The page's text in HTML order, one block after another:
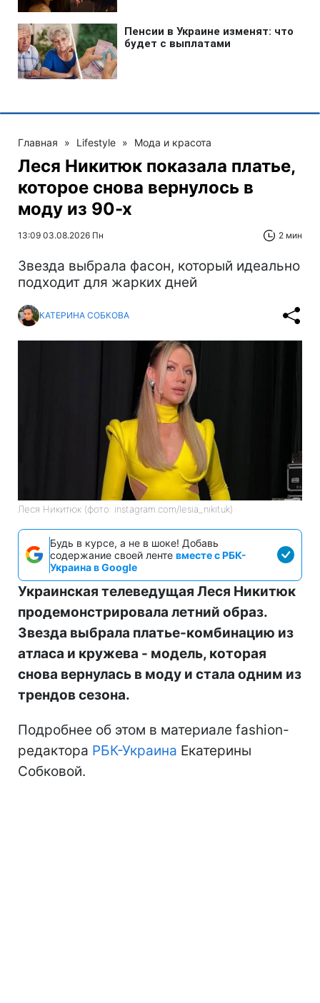
Главная » Lifestyle » Мода и красота
Леся Никитюк показала платье,
которое снова вернулось в
моду из 90-х
13:09 03.08.2026 Пн 2 мин
Звезда выбрала фасон, который идеально
подходит для жарких дней
КАТЕРИНА СОБКОВА
Леся Никитюк (фото: instagram.com/lesia_nikituk)
Будь в курсе, а не в шоке! Добавь
содержание своей ленте вместе с РБК-
Украина в Google
Украинская телеведущая Леся Никитюк
продемонстрировала летний образ.
Звезда выбрала платье-комбинацию из
атласа и кружева - модель, которая
снова вернулась в моду и стала одним из
трендов сезона.
Подробнее об этом в материале fashion-
редактора РБК-Украина Екатерины
Собковой.